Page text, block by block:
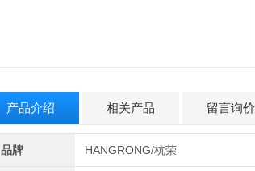
产品介绍 相关产品 留言询价
品牌 HANGRONG/杭荣